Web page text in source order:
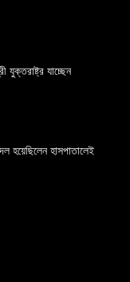
যুক্তরাষ্ট্র যাচ্ছেন
হয়েছিলেন হাসপাতালেই